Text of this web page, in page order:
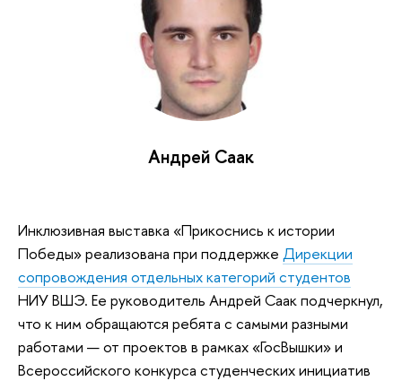
Андрей Саак
Инклюзивная выставка «Прикоснись к истории
Победы» реализована при поддержке Дирекции
сопровождения отдельных категорий студентов
НИУ ВШЭ. Ее руководитель Андрей Саак подчеркнул,
что к ним обращаются ребята с самыми разными
работами — от проектов в рамках «ГосВышки» и
Всероссийского конкурса студенческих инициатив